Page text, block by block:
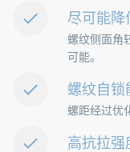
尽可能降
螺纹侧面角
可能。
螺纹自锁
螺距经过优
高抗拉强